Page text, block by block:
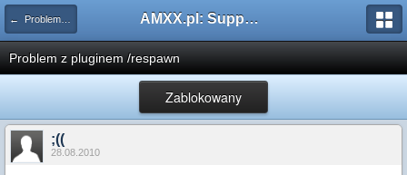
← Problemy z pluginami AMXX.pl: Support AMX Mod X i SourceMod
Problem z pluginem /respawn
Zablokowany
;((
28.08.2010